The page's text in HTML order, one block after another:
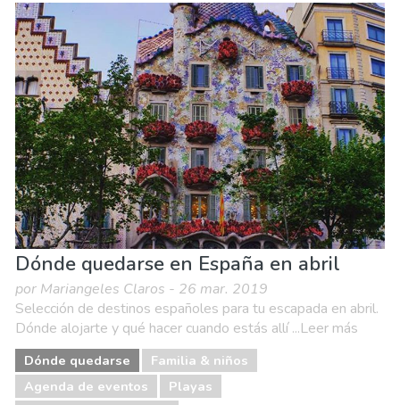
Dónde quedarse en España en abril
por Mariangeles Claros - 26 mar. 2019
Selección de destinos españoles para tu escapada en abril.
Dónde alojarte y qué hacer cuando estás allí ...Leer más
Dónde quedarse
Familia & niños
Agenda de eventos
Playas